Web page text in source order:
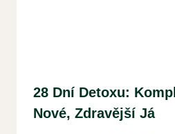
28 Dní Detoxu:
Nové, Zdravější Já